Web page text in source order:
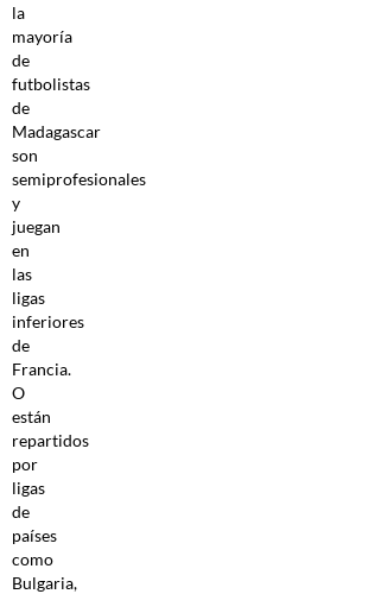
la
mayoría
de
futbolistas
de
Madagascar
son
semiprofesionales
y
juegan
en
las
ligas
inferiores
de
Francia.
O
están
repartidos
por
ligas
de
países
como
Bulgaria,